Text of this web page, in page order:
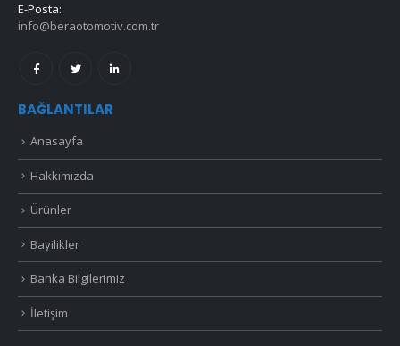
E-Posta:
info@beraotomotiv.com.tr
BAĞLANTILAR
Anasayfa
Hakkımızda
Ürünler
Bayilikler
Banka Bilgilerimiz
İletişim